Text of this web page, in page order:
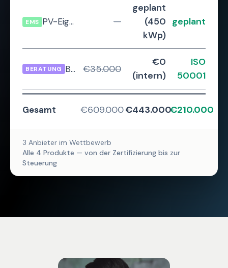
EMS PV-Eigenverbrauch —
geplant
(450
kWp)
geplant
BERATUNG Beratung & Zertifizierung €35.000
€0
(intern)
ISO
50001
Gesamt €609.000€443.000€210.000
3 Anbieter im Wettbewerb
Alle 4 Produkte — von der Zertifizierung bis zur
Steuerung